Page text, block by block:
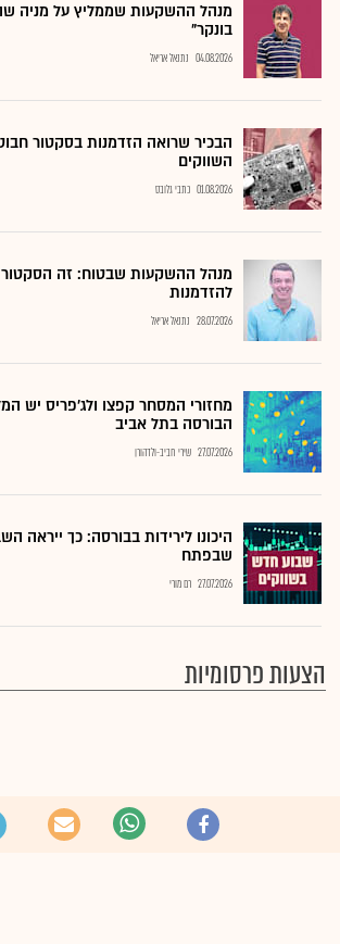
מנהל ההשקעות שממליץ על מניה
בונקר"
04.08.2026 נתנאל אריאל
הבכיר שרואה הזדמנות בסקטור
השווקים
01.08.2026 כתבי גלובס
מנהל ההשקעות שבטוח: זה
להזדמנות
28.07.2026 נתנאל אריאל
מחזורי המסחר קפצו ולג'פריס יש
הבורסה בתל אביב
27.07.2026 שירי חביב-ולדהורן
היכונו לירידות בבורסה: כך ייראה
שבפתח
27.07.2026 רם מורי
הצעות פרסומיות